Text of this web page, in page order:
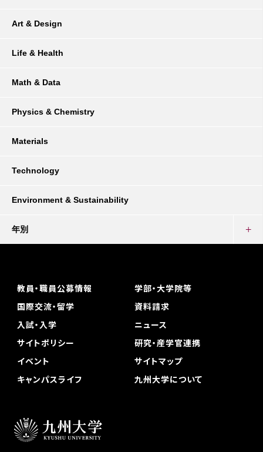
Art & Design
Life & Health
Math & Data
Physics & Chemistry
Materials
Technology
Environment & Sustainability
年別
教員・職員公募情報
学部・大学院等
国際交流・留学
資料請求
入試・入学
ニュース
サイトポリシー
研究・産学官連携
イベント
サイトマップ
キャンパスライフ
九州大学について